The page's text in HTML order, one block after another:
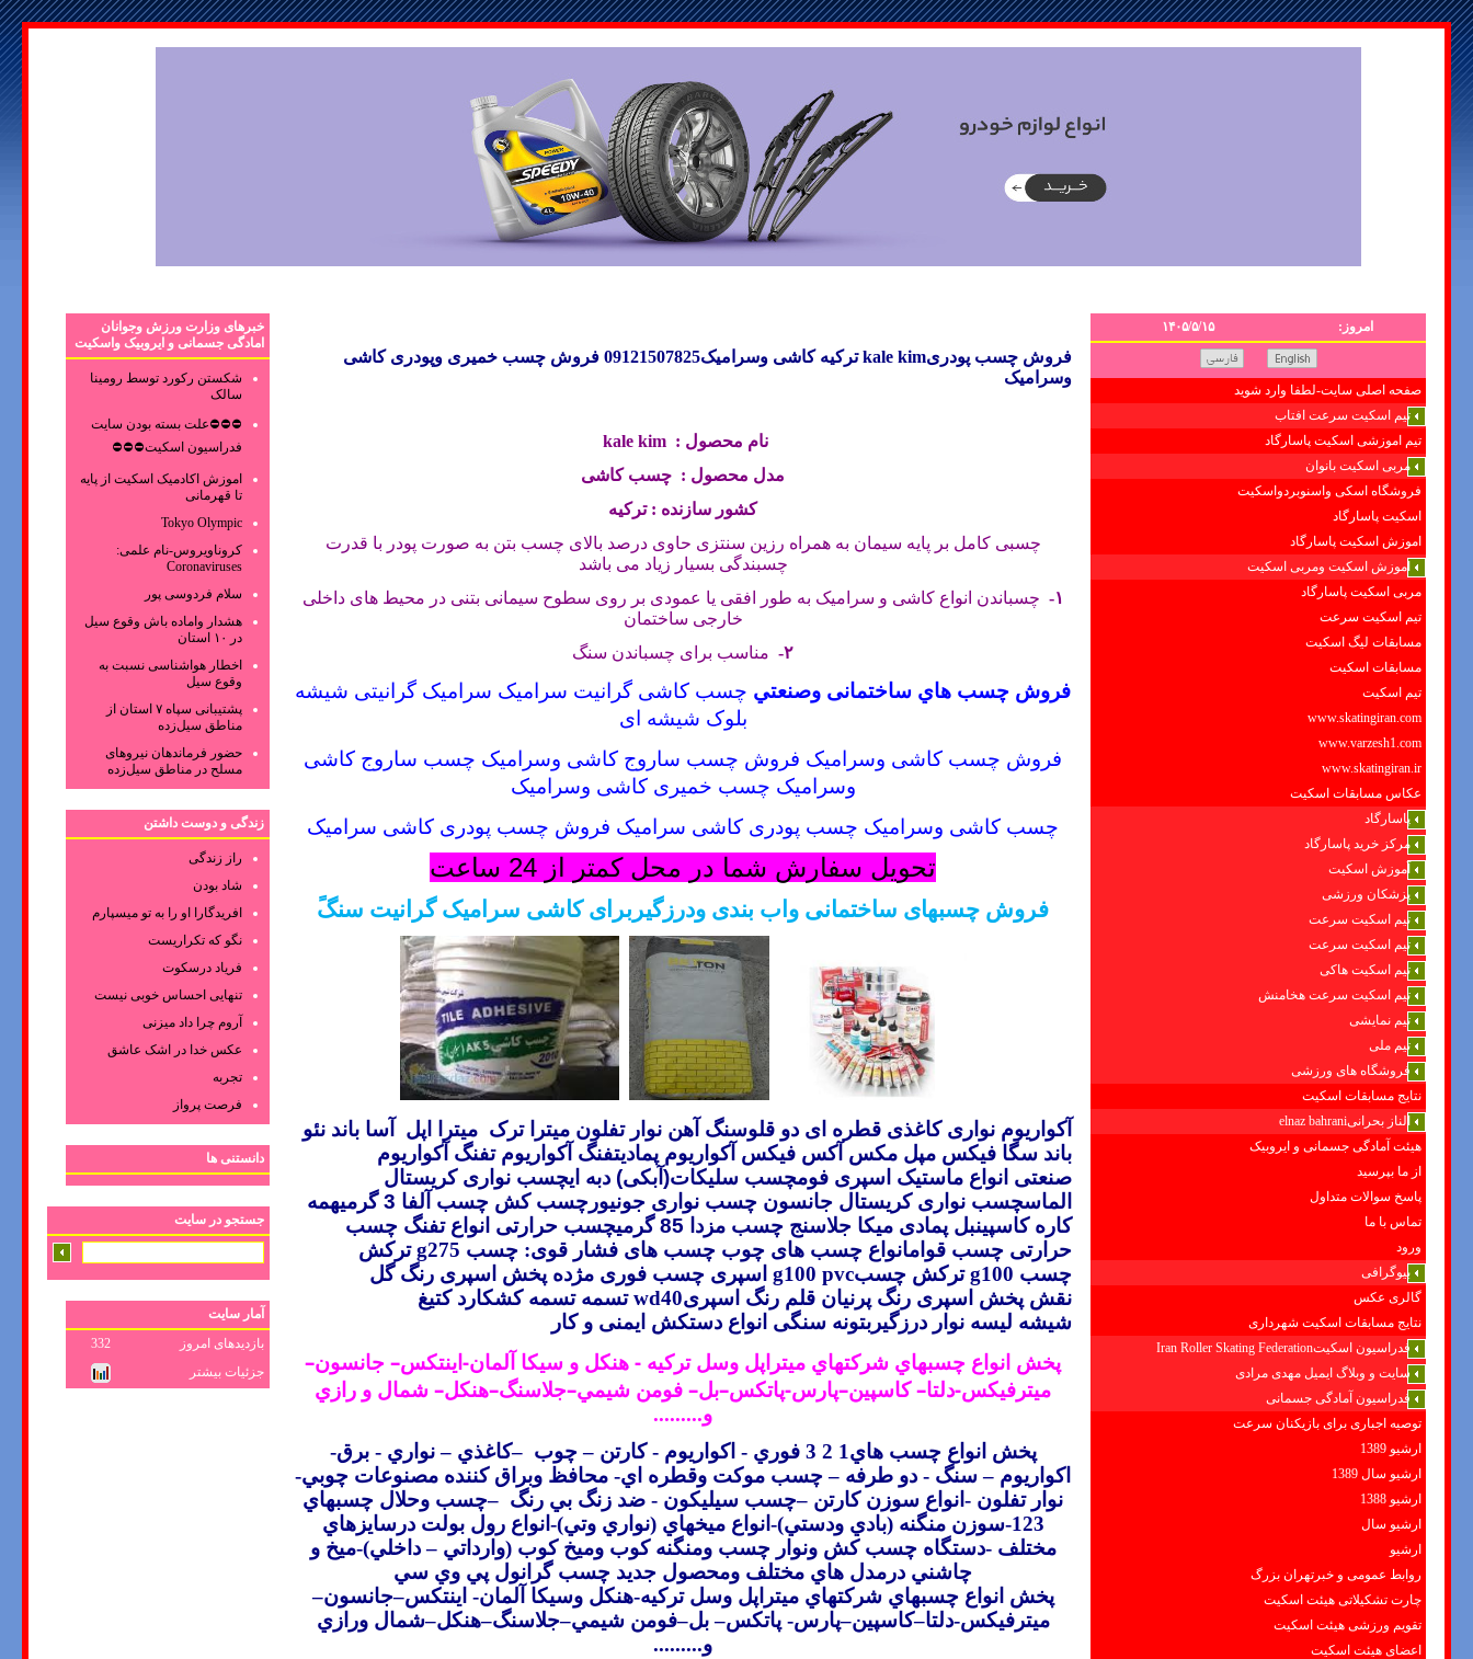
امروز: ۱۴۰۵/۵/۱۵
صفحه اصلی سایت-لطفا وارد شوید
تیم اسکیت سرعت افتاب
تیم اموزشی اسکیت پاسارگاد
مربی اسکیت بانوان
فروشگاه اسکی واسنوبردواسکیت
اسکیت پاسارگاد
اموزش اسکیت پاسارگاد
اموزش اسکیت ومربی اسکیت
مربی اسکیت پاسارگاد
تیم اسکیت سرعت
مسابقات لیگ اسکیت
مسابقات اسکیت
تیم اسکیت
www.skatingiran.com
www.varzesh1.com
www.skatingiran.ir
عکاس مسابقات اسکیت
پاسارگاد
مرکز خرید پاسارگاد
آموزش اسکیت
پزشکان ورزشی
تیم اسکیت سرعت
تیم اسکیت سرعت
تیم اسکیت هاکی
تیم اسکیت سرعت هخامنش
تیم نمایشی
تیم ملی
فروشگاه های ورزشی
نتایج مسابقات اسکیت
الناز بحرانیelnaz bahrani
هیئت آمادگی جسمانی و ایروبیک
از ما بپرسید
پاسخ سوالات متداول
تماس با ما
ورود
بیوگرافی
گالری عکس
نتایج مسابقات اسکیت شهرداری
فدراسیون اسکیتIran Roller Skating Federation
سایت و وبلاگ ایمیل مهدی مرادی
فدراسیون آمادگی جسمانی
توصیه اجباری برای بازیکنان سرعت
ارشیو 1389
ارشیو سال 1389
ارشیو 1388
ارشیو سال
ارشیو
روابط عمومی و خبرتهران بزرگ
چارت تشکیلاتی هیئت اسکیت
تقویم ورزشی هیئت اسکیت
اعضای هیئت اسکیت
فروش چسب پودریkale kim ترکیه کاشی وسرامیک09121507825
فروش چسب خمیری وپودری کاشی
وسرامیک
نام محصول :kale kim
مدل محصول : چسب کاشی
کشور سازنده : ترکیه
چسبی کامل بر پایه سیمان به همراه رزین سنتزی حاوی درصد بالای چسب بتن به صورت پودر با قدرت
چسبندگی بسیار زیاد می باشد
۱-
چسباندن انواع کاشی و سرامیک به طور افقی یا عمودی بر روی سطوح سیمانی بتنی در محیط های داخلی
خارجی ساختمان
۲-
مناسب برای چسباندن سنگ
فروش چسب هاي ساختمانی وصنعتي چسب کاشی گرانیت سرامیک سرامیک گرانیتی شیشه
بلوک شیشه ای
فروش چسب کاشی وسرامیک فروش چسب ساروج کاشی وسرامیک چسب ساروج کاشی
وسرامیک چسب خمیری کاشی وسرامیک
چسب کاشی وسرامیک چسب پودری کاشی سرامیک فروش چسب پودری کاشی سرامیک
تحویل سفارش شما در محل کمتر از 24 ساعت
فروش چسبهای ساختمانی واب بندی ودرزگیربرای کاشی سرامیک گرانیت سنگً
آکواریوم نواری کاغذی قطره ای دو قلوسنگ آهن نوار تفلون میترا ترک میترا اپل آسا باند نئو
باند سگا فیکس مپل مکس آکس فیکس آکواریوم پمادیتفنگ آکواریوم تفنگ آکواریوم
صنعتی انواع ماستیک اسپری فومچسب سلیکات(آبکی) دبه ایچسب نواری کریستال
الماسچسب نواری کریستال جانسون چسب نواری جونیورچسب کش
چسب آلفا 3 گرمیهمه
کاره کاسپینبل پمادی میکا جلاسنج
چسب مزدا 85 گرمیچسب حرارتی انواع تفنگ چسب
حرارتی چسب قوامانواع چسب های چوب چسب های فشار قوی: چسب g275ترکش
چسب g100ترکش چسبg100 pvc اسپری چسب فوری مژده پخش اسپری رنگ گل
نقش پخش اسپری رنگ پرنیان قلم رنگ اسپریwd40تسمه تسمه کشکارد کتیغ
شیشه لیسه نوار درزگیربتونه سنگی انواع دستکش ایمنی و کار
پخش انواع چسبهاي شرکتهاي ميتراپل وسل ترکيه - هنکل و سيکا آلمان-اينتکس– جانسون–
ميترفيکس-دلتا– کاسپين–پارس-پاتکس–بل– فومن شيمي–جلاسنگ–هنکل– شمال و رازي
و.........
پخش انواع چسب هاي1 2 3 فوري
- اکواريوم -کارتن – چوب –کاغذي – نواري -برق-
اکواريوم – سنگ - دو طرفه – چسب موکت وقطره اي- محافظ وبراق کننده مصنوعات چوبي-
نوار تفلون -انواع سوزن کارتن –چسب سيليکون - ضد زنگ بي رنگ –چسب وحلال چسبهاي
123-سوزن منگنه (بادي ودستي)-انواع ميخهاي (نواري وتي)-انواع رول بولت درسايزهاي
مختلف -دستگاه چسب کش ونوار چسب ومنگنه کوب وميخ کوب (وارداتي – داخلي)-ميخ و
چاشني درمدل هاي مختلف ومحصول جديد چسب گرانول پي وي سي
پخش انواع چسبهاي شرکتهاي ميتراپل وسل ترکيه-هنکل وسيکا آلمان- اينتکس–جانسون–
ميترفيکس-دلتا–کاسپين–پارس- پاتکس– بل–فومن شيمي–جلاسنگ–هنکل–شمال ورازي
و.........
خبرهای وزارت ورزش وجوانان
امادگی جسمانی و ایروبیک واسکیت
شکستن رکورد توسط رومینا
سالک
⛔⛔⛔علت بسته بودن سایت
فدراسیون اسکیت⛔⛔⛔
اموزش اکادمیک اسکیت از پایه
تا قهرمانی
Tokyo Olympic
کروناویروس‌-نام علمی:
Coronaviruses
سلام فردوسی پور
هشدار واماده باش وقوع سیل
در ۱۰ استان
اخطار هواشناسی نسبت به
وقوع سیل
پشتیبانی سپاه ۷ استان از
مناطق سیل‌زده
حضور فرماندهان نیروهای
مسلح در مناطق سیل‌زده
زندگی و دوست داشتن
راز زندگی
شاد بودن
افریدگارا او را به تو میسپارم
نگو که تکراریست
فریاد درسکوت
تنهایی احساس خوبی نیست
آروم چرا داد میزنی
عکس‌ خدا در اشک‌ عاشق‌
تجربه
فرصت پرواز
دانستنی ها
جستجو در سایت
آمار سایت
بازدیدهای امروز
332
جزئیات بیشتر